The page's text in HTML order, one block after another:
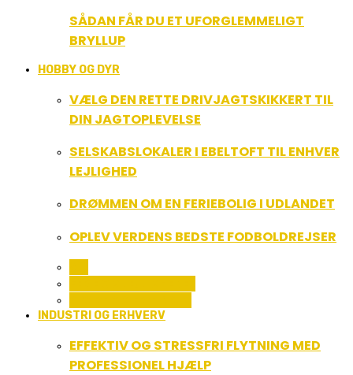
SÅDAN FÅR DU ET UFORGLEMMELIGT
BRYLLUP
HOBBY OG DYR
VÆLG DEN RETTE DRIVJAGTSKIKKERT TIL
DIN JAGTOPLEVELSE
SELSKABSLOKALER I EBELTOFT TIL ENHVER
LEJLIGHED
DRØMMEN OM EN FERIEBOLIG I UDLANDET
OPLEV VERDENS BEDSTE FODBOLDREJSER
INDUSTRI OG ERHVERV
EFFEKTIV OG STRESSFRI FLYTNING MED
PROFESSIONEL HJÆLP